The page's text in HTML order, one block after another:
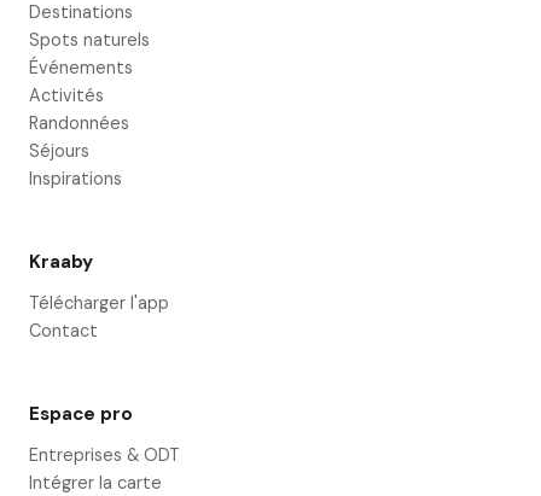
Destinations
Spots naturels
Événements
Activités
Randonnées
Séjours
Inspirations
Kraaby
Télécharger l'app
Contact
Espace pro
Entreprises & ODT
Intégrer la carte